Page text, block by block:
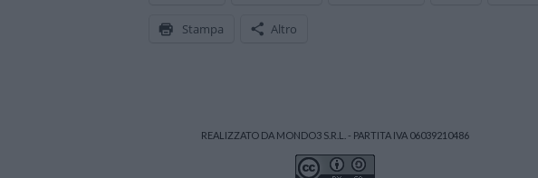
Stampa Altro
REALIZZATO DA MONDO3 S.R.L. - PARTITA IVA 06039210486